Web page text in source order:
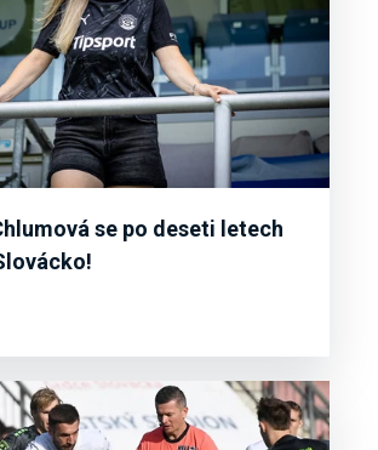
se po deseti letech